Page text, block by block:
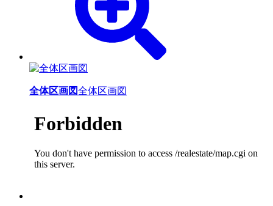
全体区画図全体区画図